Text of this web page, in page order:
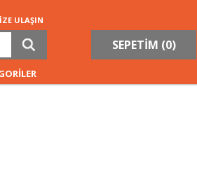
ULAŞIN
SEPETİM (0)